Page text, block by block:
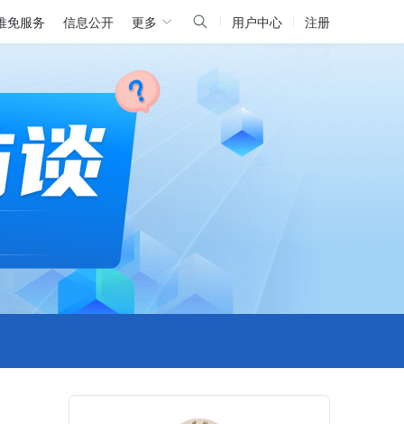
免服务 信息公开 更多 用户中心 注册